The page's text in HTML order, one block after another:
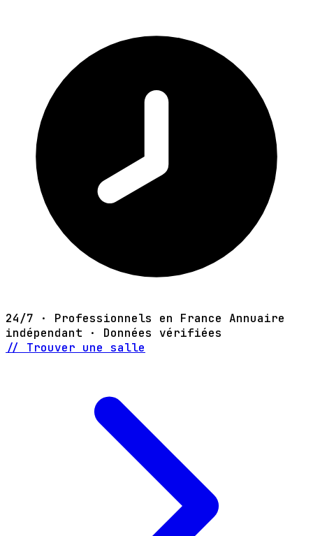
24/7 · Professionnels en France Annuaire
indépendant · Données vérifiées
// Trouver une salle